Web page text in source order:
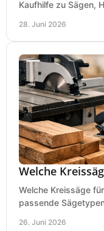
Kaufhilfe zu Sägen,
28. Juni 2026
Welche
Welche Kreissäge
passende
26. Juni 2026